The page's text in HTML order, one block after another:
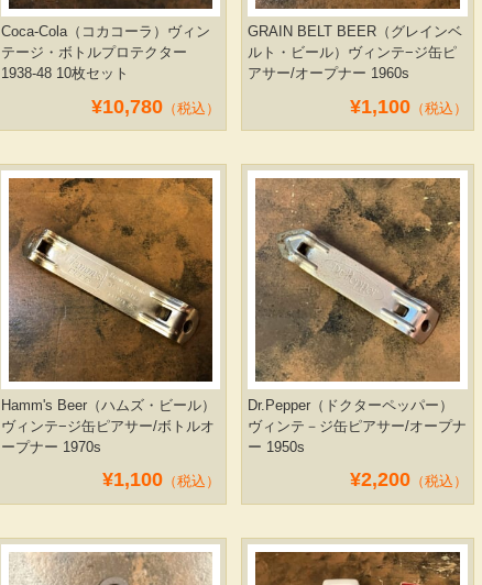
Coca-Cola（コカコーラ）ヴィン
テージ・ボトルプロテクター
1938-48 10枚セット
¥10,780 （税込）
GRAIN BELT BEER（グレインベ
ルト・ビール）ヴィンテ−ジ缶ピ
アサー/オープナー 1960s
¥1,100（税込）
Hamm's Beer（ハムズ・ビール）
ヴィンテ−ジ缶ピアサー/ボトルオ
ープナー 1970s
¥1,100 （税込）
Dr.Pepper（ドクターペッパー）
ヴィンテ－ジ缶ピアサー/オープナ
ー 1950s
¥2,200（税込）